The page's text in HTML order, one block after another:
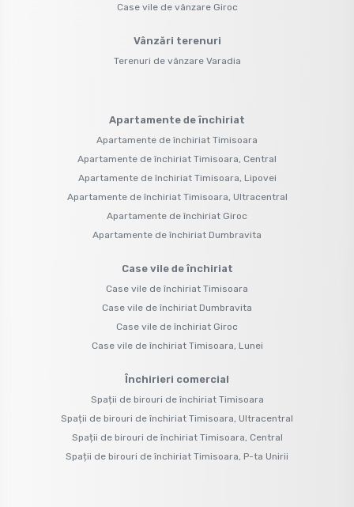
Case vile de vânzare Giroc
Vânzări terenuri
Terenuri de vânzare Varadia
Apartamente de închiriat
Apartamente de închiriat Timisoara
Apartamente de închiriat Timisoara, Central
Apartamente de închiriat Timisoara, Lipovei
Apartamente de închiriat Timisoara, Ultracentral
Apartamente de închiriat Giroc
Apartamente de închiriat Dumbravita
Case vile de închiriat
Case vile de închiriat Timisoara
Case vile de închiriat Dumbravita
Case vile de închiriat Giroc
Case vile de închiriat Timisoara, Lunei
Închirieri comercial
Spații de birouri de închiriat Timisoara
Spații de birouri de închiriat Timisoara, Ultracentral
Spații de birouri de închiriat Timisoara, Central
Spații de birouri de închiriat Timisoara, P-ta Unirii